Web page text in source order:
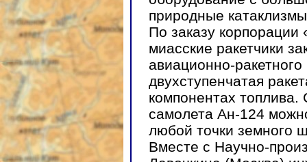
природные
По заказу
миасские ракетчики
авиационно-
двухступенчатая
компонентах
самолета Ан-124
любой точки земного
Вместе с Научно-